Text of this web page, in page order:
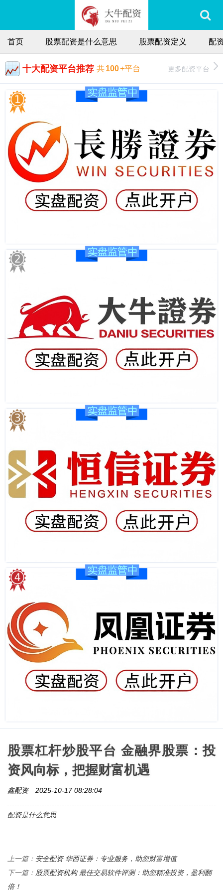
首页 股票配资是什么意思 股票配资定义 配
十大配资平台推荐 共100+平台 更多配资平台
股票杠杆炒股平台 金融界股票：投
资风向标，把握财富机遇
鑫配资 2025-10-17 08:28:04
配资是什么意思
上一篇： 安全配资 华西证券：专业服务，助您财富增值
下一篇： 股票配资机构 最佳交易软件评测：助您精准投资，盈利翻
倍！